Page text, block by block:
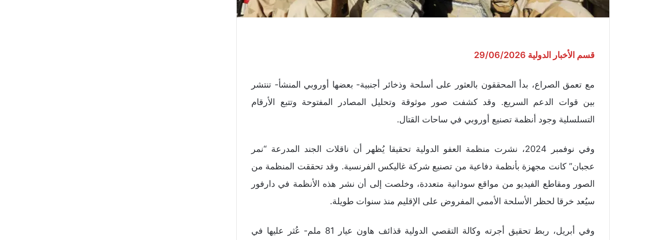
قسم الأخبار الدولية 29/06/2026
مع تعمق الصراع، بدأ المحققون بالعثور على أسلحة وذخائر أجنبية- بعضها أوروبي المنشأ- تنتشر
بين قوات الدعم السريع. وقد كشفت صور موثوقة وتحليل المصادر المفتوحة وتتبع الأرقام
التسلسلية وجود أنظمة تصنيع أوروبي في ساحات القتال.
وفي نوفمبر 2024، نشرت منظمة العفو الدولية تحقيقا يُظهر أن ناقلات الجند المدرعة “نمر
عجبان” كانت مجهزة بأنظمة دفاعية من تصنيع شركة غاليكس الفرنسية. وقد تحققت المنظمة من
الصور ومقاطع الفيديو من مواقع سودانية متعددة، وخلصت إلى أن نشر هذه الأنظمة في دارفور
سيُعد خرقا لحظر الأسلحة الأممي المفروض على الإقليم منذ سنوات طويلة.
وفي أبريل، ربط تحقيق أجرته وكالة التقصي الدولية قذائف هاون عيار 81 ملم- عُثر عليها في